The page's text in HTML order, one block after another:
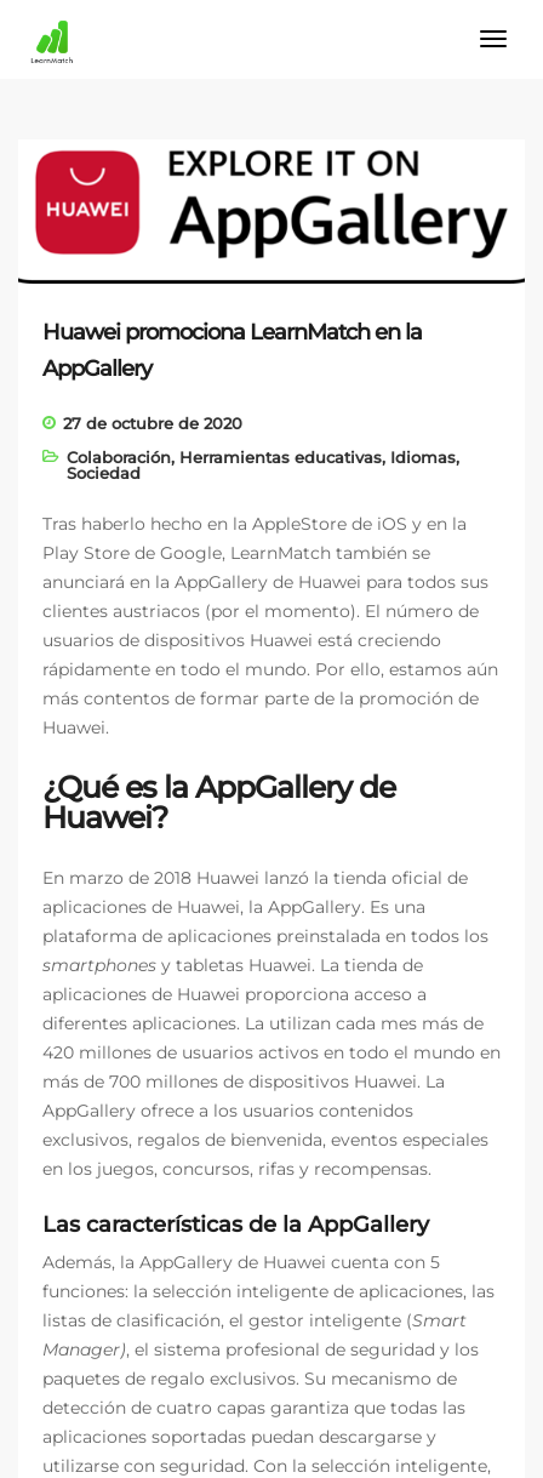
Huawei promociona LearnMatch en la
AppGallery
27 de octubre de 2020
Colaboración, Herramientas educativas, Idiomas,
Sociedad
Tras haberlo hecho en la AppleStore de iOS y en la
Play Store de Google, LearnMatch también se
anunciará en la AppGallery de Huawei para todos sus
clientes austriacos (por el momento). El número de
usuarios de dispositivos Huawei está creciendo
rápidamente en todo el mundo. Por ello, estamos aún
más contentos de formar parte de la promoción de
Huawei.
¿Qué es la AppGallery de
Huawei?
En marzo de 2018 Huawei lanzó la tienda oficial de
aplicaciones de Huawei, la AppGallery. Es una
plataforma de aplicaciones preinstalada en todos los
smartphones y tabletas Huawei. La tienda de
aplicaciones de Huawei proporciona acceso a
diferentes aplicaciones. La utilizan cada mes más de
420 millones de usuarios activos en todo el mundo en
más de 700 millones de dispositivos Huawei. La
AppGallery ofrece a los usuarios contenidos
exclusivos, regalos de bienvenida, eventos especiales
en los juegos, concursos, rifas y recompensas.
Las características de la AppGallery
Además, la AppGallery de Huawei cuenta con 5
funciones: la selección inteligente de aplicaciones, las
listas de clasificación, el gestor inteligente (Smart
Manager), el sistema profesional de seguridad y los
paquetes de regalo exclusivos. Su mecanismo de
detección de cuatro capas garantiza que todas las
aplicaciones soportadas puedan descargarse y
utilizarse con seguridad. Con la selección inteligente,